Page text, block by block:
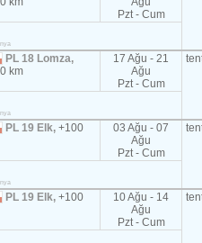
Pzt - Cum
PL 18 Lomza,
km
17 Ağu - 21
Ağu
Pzt - Cum
PL 19 Elk,+100
03 Ağu - 07
Ağu
Pzt - Cum
PL 19 Elk,+100
10 Ağu - 14
Ağu
Pzt - Cum